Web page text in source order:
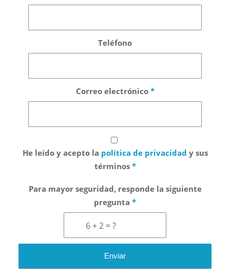
Teléfono
Correo electrónico *
He leído y acepto la política de privacidad y sus
términos *
6 + 2 = ?
Para mayor seguridad, responde la siguiente
pregunta *